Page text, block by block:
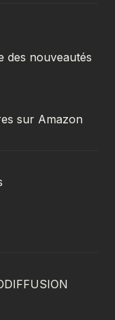
des nouveautés
sur Amazon